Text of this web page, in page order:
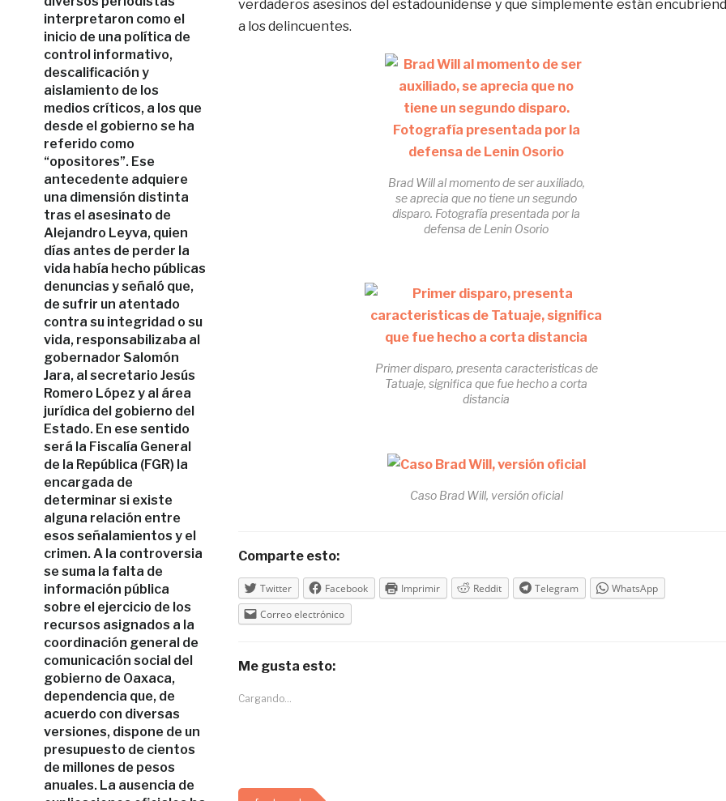
interpretaron como el
inicio de una política de
control informativo,
descalificación y
aislamiento de los
medios críticos, a los que
desde el gobierno se ha
referido como
“opositores”. Ese
antecedente adquiere
una dimensión distinta
tras el asesinato de
Alejandro Leyva, quien
días antes de perder la
vida había hecho públicas
denuncias y señaló que,
de sufrir un atentado
contra su integridad o su
vida, responsabilizaba al
gobernador Salomón
Jara, al secretario Jesús
Romero López y al área
jurídica del gobierno del
Estado. En ese sentido
será la Fiscalía General
de la República (FGR) la
encargada de
determinar si existe
alguna relación entre
esos señalamientos y el
crimen. A la controversia
se suma la falta de
información pública
sobre el ejercicio de los
recursos asignados a la
coordinación general de
comunicación social del
gobierno de Oaxaca,
dependencia que, de
acuerdo con diversas
versiones, dispone de un
presupuesto de cientos
de millones de pesos
anuales. La ausencia de
verdaderos asesinos del estadounidense y que simplemente están
a los delincuentes.
Brad Will al momento de ser auxiliado,
se aprecia que no tiene un segundo
disparo. Fotografía presentada por la
defensa de Lenin Osorio
Primer disparo, presenta caracteristicas de
Tatuaje, significa que fue hecho a corta
distancia
Caso Brad Will, versión oficial
Comparte esto:
Twitter Facebook Imprimir Reddit Telegram
WhatsApp
Correo electrónico
Me gusta esto:
Cargando...